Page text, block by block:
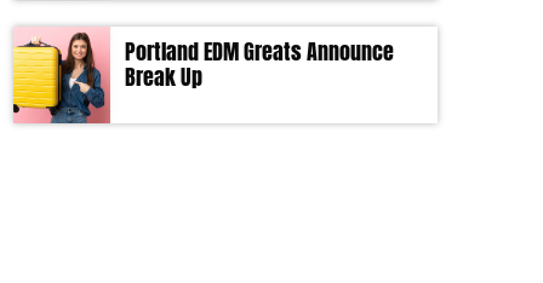
Portland EDM Greats Announce
Break Up